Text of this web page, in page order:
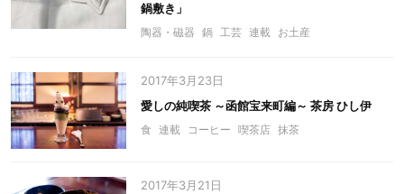
鍋敷き」
陶器・磁器 鍋 工芸 連載 お土産
2017年3月23日
愛しの純喫茶 ～函館宝来町編～ 茶房 ひし伊
食 連載 コーヒー 喫茶店 抹茶
2017年3月21日